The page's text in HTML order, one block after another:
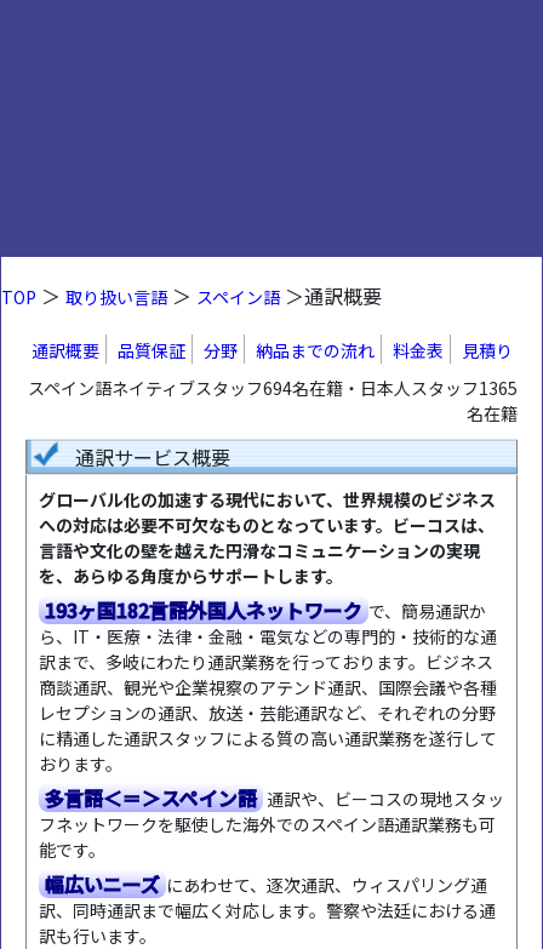
TOP ＞ 取り扱い言語＞ スペイン語＞通訳概要
通訳概要 品質保証 分野 納品までの流れ 料金表
見積り
スペイン語ネイティブスタッフ694名在籍・日本人スタッフ1365
名在籍
通訳サービス概要
グローバル化の加速する現代において、世界規模のビジネス
への対応は必要不可欠なものとなっています。ビーコスは、
言語や文化の壁を越えた円滑なコミュニケーションの実現
を、あらゆる角度からサポートします。
193ヶ国182言語外国人ネットワーク で、簡易通訳か
ら、IT・医療・法律・金融・電気などの専門的・技術的な通
訳まで、多岐にわたり通訳業務を行っております。ビジネス
商談通訳、観光や企業視察のアテンド通訳、国際会議や各種
レセプションの通訳、放送・芸能通訳など、それぞれの分野
に精通した通訳スタッフによる質の高い通訳業務を遂行して
おります。
多言語＜＝＞スペイン語 通訳や、ビーコスの現地スタッ
フネットワークを駆使した海外でのスペイン語通訳業務も可
能です。
幅広いニーズ にあわせて、逐次通訳、ウィスパリング通
訳、同時通訳まで幅広く対応します。警察や法廷における通
訳も行います。